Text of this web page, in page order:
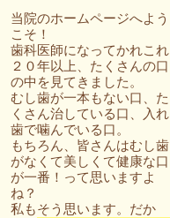
当院のホームページへよう
こそ！
歯科医師になってかれこれ
２０年以上、たくさんの口
の中を見てきました。
むし歯が一本もない口、た
くさん治している口、入れ
歯で噛んでいる口。
もちろん、皆さんはむし歯
がなくて美しくて健康な口
が一番！って思いますよ
ね？
私もそう思います。だか